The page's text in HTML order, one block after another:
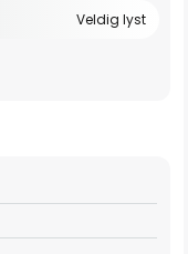
Veldig lyst